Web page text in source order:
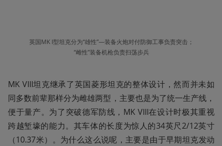
英国MK I型坦克分为“雄性”—装备火炮对付防御工事负责突击；
“雌性”装备机枪负责扫荡步兵
MK VIII坦克继承了英国菱形坦克的整体设计，然而并未如
同多数前辈那样分为雌雄两型，主要也是为了统一生产线，
便于量产。为了突破德军防线，MK VIII在设计时极其重视
跨越堑壕的能力。其车体的长度为惊人的34英尺2/12英寸
（10.37米）。为什么这么说呢，主要是由于早期坦克发动